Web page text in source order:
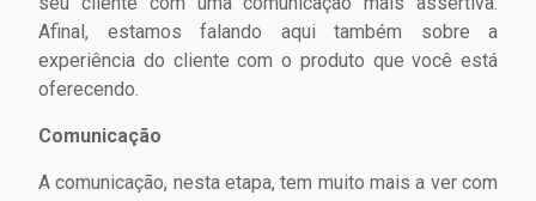
Afinal, estamos falando aqui também sobre a
experiência do cliente com o produto que você está
oferecendo.
Comunicação
A comunicação, nesta etapa, tem muito mais a ver com